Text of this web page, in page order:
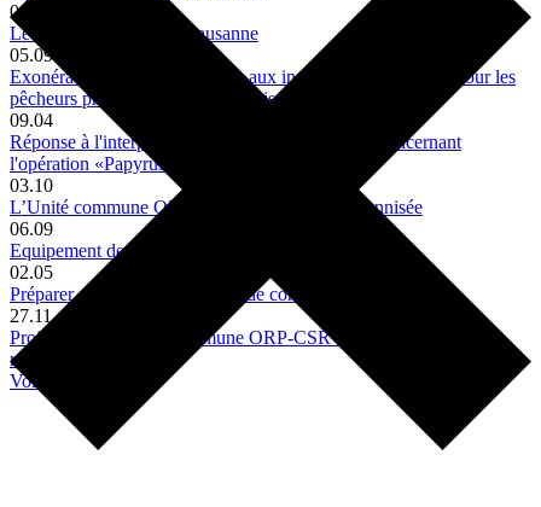
09.07
Le marché du travail à Lausanne
05.09
Exonération des taxes relatives aux installations portuaires pour les
pêcheurs professionnels lausannois
09.04
Réponse à l'interpellation de M. Philipp Stauber concernant
l'opération «Papyrus»
03.10
L’Unité commune ORP-CSR de Lausanne pérennisée
06.09
Equipement des futurs locaux du service du travail
02.05
Préparer sa retraite, un objectif de cohésion sociale
27.11
Projet pilote d’Unité commune ORP-CSR de Lausanne : des
résultats prometteurs
Voir tout